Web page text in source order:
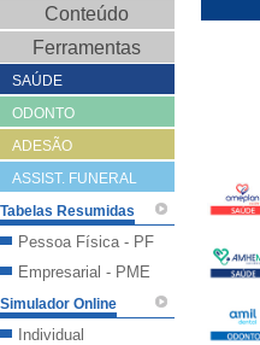
Conteúdo
Ferramentas
SAÚDE
ODONTO
ADESÃO
ASSIST. FUNERAL
Tabelas Resumidas
Pessoa Física - PF
Empresarial - PME
Simulador Online
Individual